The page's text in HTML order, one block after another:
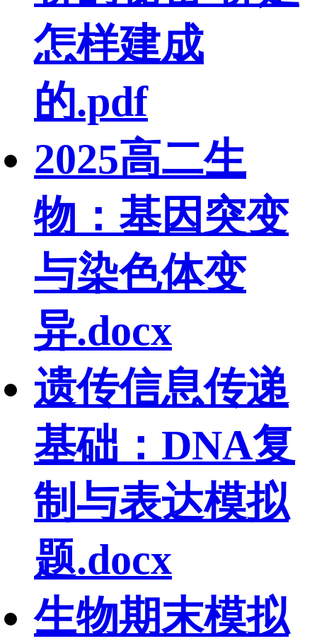
怎样建成
的.pdf
2025高二生
物：基因突变
与染色体变
异.docx
遗传信息传递
基础：DNA复
制与表达模拟
题.docx
生物期末模拟